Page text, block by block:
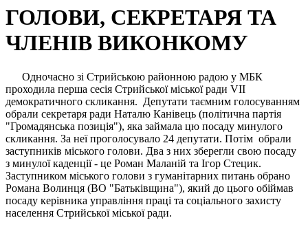
ГОЛОВИ, СЕКРЕТАРЯ ТА
ЧЛЕНІВ ВИКОНКОМУ
Одночасно зі Стрийською районною радою у МБК
проходила перша сесія Стрийської міської ради VII
демократичного скликання. Депутати таємним голосуванням
обрали секретаря ради Наталю Канівець (політична партія
"Громадянська позиція"), яка займала цю посаду минулого
скликання. За неї проголосувало 24 депутати. Потім обрали
заступників міського голови. Два з них зберегли свою посаду
з минулої каденції - це Роман Маланій та Ігор Стецик.
Заступником міського голови з гуманітарних питань обрано
Романа Волинця (ВО "Батьківщина"), який до цього обіймав
посаду керівника управління праці та соціального захисту
населення Стрийської міської ради.